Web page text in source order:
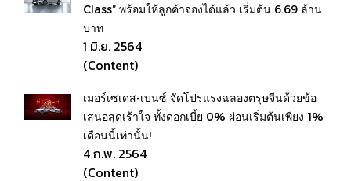
Class” พร้อมให้ลูกค้าจองได้แล้ว เริ่มต้น 6.69 ล้าน
บาท
1 มิ.ย. 2564
(Content)
เมอร์เซเดส-เบนซ์ จัดโปรแรงฉลองตรุษจีนด้วยข้อ
เสนอสุดเร้าใจ ทั้งดอกเบี้ย 0% ผ่อนเริ่มต้นเพียง 1%
เดือนนี้เท่านั้น!
4 ก.พ. 2564
(Content)